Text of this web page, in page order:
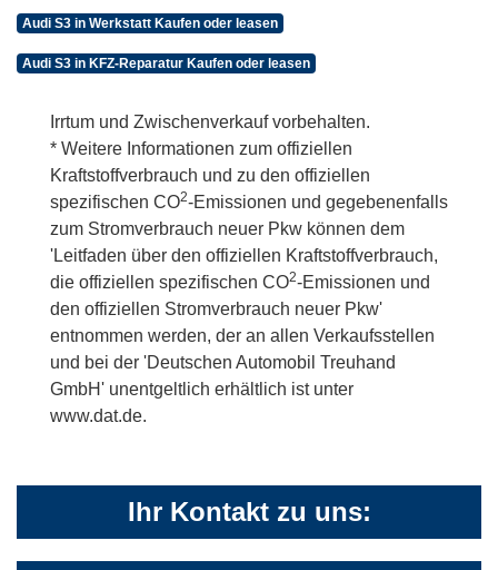
Audi S3 in Werkstatt Kaufen oder leasen
Audi S3 in KFZ-Reparatur Kaufen oder leasen
Irrtum und Zwischenverkauf vorbehalten.
* Weitere Informationen zum offiziellen
Kraftstoffverbrauch und zu den offiziellen
spezifischen CO2-Emissionen und gegebenenfalls
zum Stromverbrauch neuer Pkw können dem
'Leitfaden über den offiziellen Kraftstoffverbrauch,
die offiziellen spezifischen CO2-Emissionen und
den offiziellen Stromverbrauch neuer Pkw'
entnommen werden, der an allen Verkaufsstellen
und bei der 'Deutschen Automobil Treuhand
GmbH' unentgeltlich erhältlich ist unter
www.dat.de.
Ihr Kontakt zu uns: